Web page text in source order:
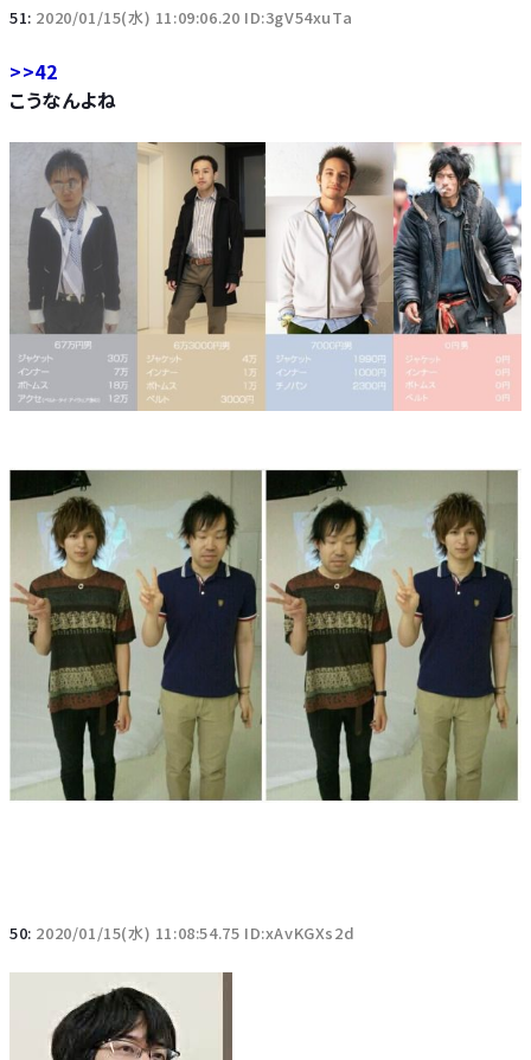
51: 2020/01/15(水) 11:09:06.20 ID:3gV54xuTa
>>42
こうなんよね
50: 2020/01/15(水) 11:08:54.75 ID:xAvKGXs2d